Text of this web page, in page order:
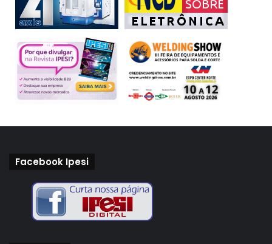
Facebook Ipesi